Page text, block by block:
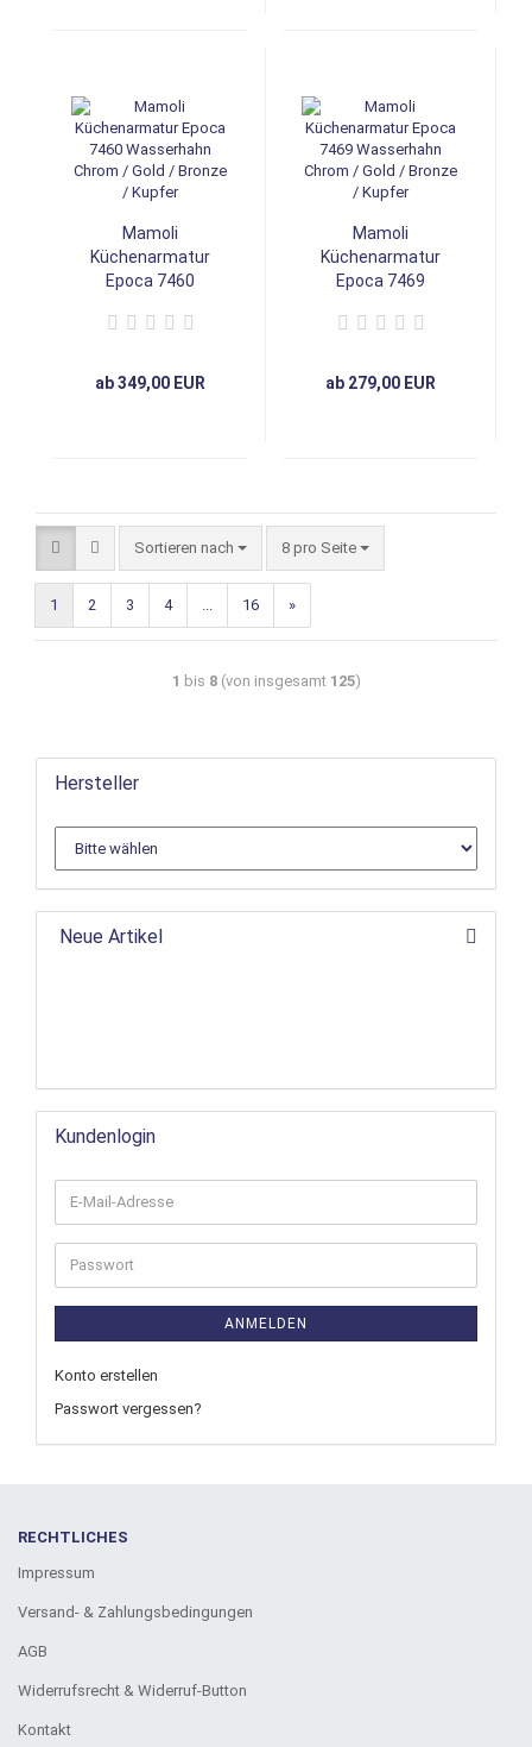
Mamoli
Küchenarmatur
Epoca 7460
/ Gold / Bronze /
ab 349,00 EUR
Mamoli
Küchenarmatur
Epoca 7469
/ Gold / Bronze /
ab 279,00 EUR
Sortieren nach 8 pro Seite
1 2 3 4 16 »
1 bis 8(von insgesamt 125)
Hersteller
Neue Artikel
Kundenlogin
ANMELDEN
Konto erstellen
Passwort vergessen?
RECHTLICHES
Impressum
Versand- & Zahlungsbedingungen
AGB
Widerrufsrecht & Widerruf-Button
Kontakt